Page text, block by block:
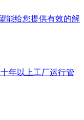
主管部门要求及相关
、施工图文件、竣工
其他专业，按提资
工作，参与建设单
目前期咨询、中期设